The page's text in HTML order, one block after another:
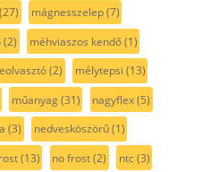
(27) mágnesszelep(7)
(2) méhviaszos kendő(1)
(2) mélytepsi (13)
műanyag(31) nagyflex(5)
(3) nedvesköszörű(1)
(13) no frost(2) ntc(3)